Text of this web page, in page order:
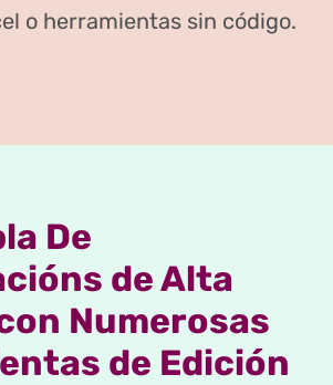
o herramientas sin código.
De
de Alta
Numerosas
de Edición